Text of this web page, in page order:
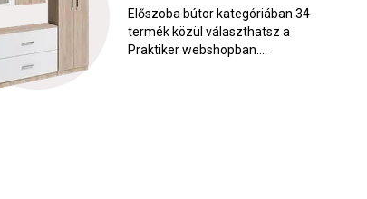
Előszoba bútor kategóriában 34
termék közül választhatsz a
Praktiker webshopban.